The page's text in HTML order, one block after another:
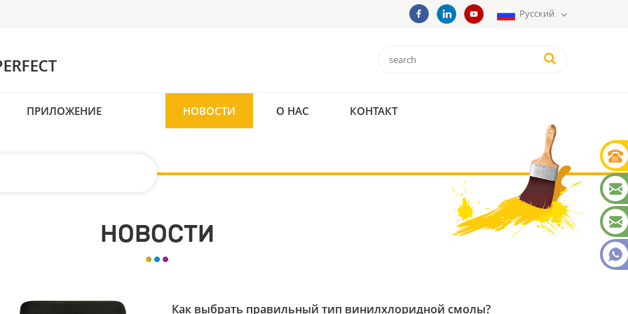
Русский
ПРИЛОЖЕНИЕ НОВОСТИ О НАС КОНТАКТ
НОВОСТИ
Как выбрать правильный тип винилхлоридной смолы?